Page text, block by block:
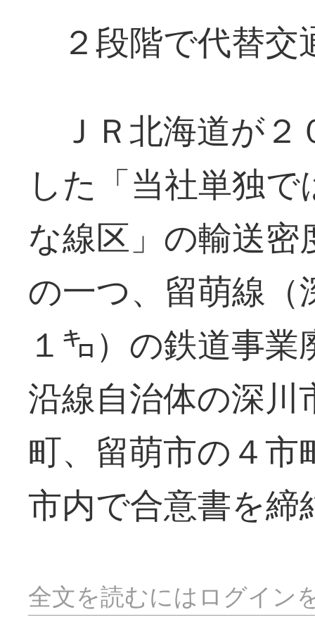
２段階で代替交
ＪＲ北海道が２
した「当社単独
な線区」の輸送
の一つ、留萌線
１㌔）の鉄道事
沿線自治体の深川
町、留萌市の４市
市内で合意書を締
全文を読むにはログイン